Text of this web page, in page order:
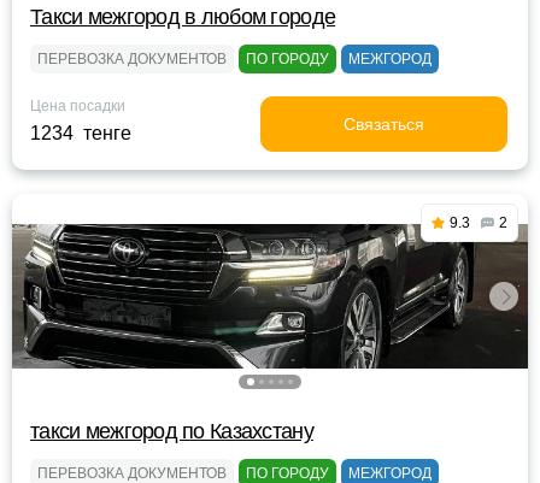
Такси межгород в любом городе
ПЕРЕВОЗКА ДОКУМЕНТОВ ПО ГОРОДУ МЕЖГОРОД
Цена посадки
1234 тенге Связаться
9.3 2
такси межгород по Казахстану
ПЕРЕВОЗКА ДОКУМЕНТОВ ПО ГОРОДУ МЕЖГОРОД